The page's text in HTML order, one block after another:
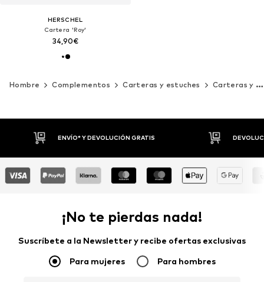
HERSCHEL
Cartera 'Roy'
34,90€
Hombre Complementos Carteras y estuches Carteras y monederos
ENVÍO* Y DEVOLUCIÓN GRATIS
¡No te pierdas nada!
Suscríbete a la Newsletter y recibe ofertas exclusivas
Para mujeres Para hombres